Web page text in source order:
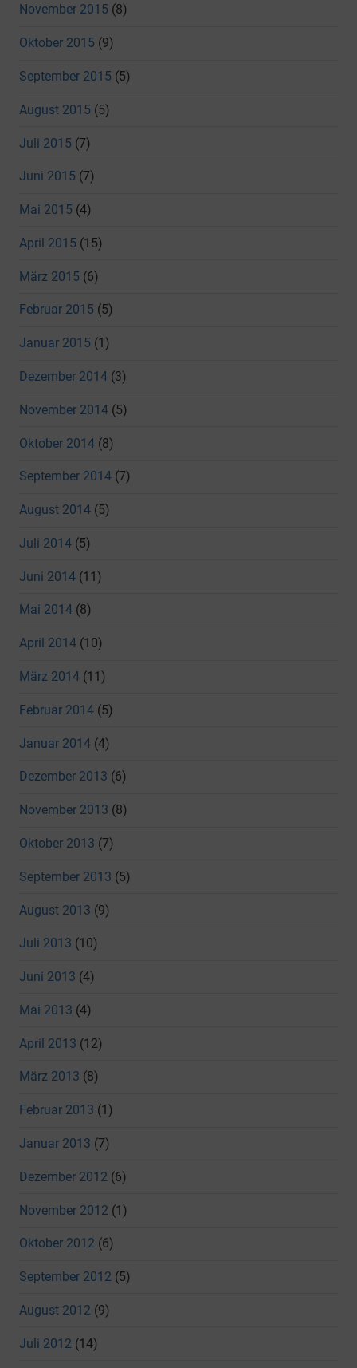
November 2015 (8)
Oktober 2015 (9)
September 2015 (5)
August 2015 (5)
Juli 2015 (7)
Juni 2015 (7)
Mai 2015 (4)
April 2015 (15)
März 2015 (6)
Februar 2015 (5)
Januar 2015 (1)
Dezember 2014 (3)
November 2014 (5)
Oktober 2014 (8)
September 2014 (7)
August 2014 (5)
Juli 2014 (5)
Juni 2014 (11)
Mai 2014 (8)
April 2014 (10)
März 2014 (11)
Februar 2014 (5)
Januar 2014 (4)
Dezember 2013 (6)
November 2013 (8)
Oktober 2013 (7)
September 2013 (5)
August 2013 (9)
Juli 2013 (10)
Juni 2013 (4)
Mai 2013 (4)
April 2013 (12)
März 2013 (8)
Februar 2013 (1)
Januar 2013 (7)
Dezember 2012 (6)
November 2012 (1)
Oktober 2012 (6)
September 2012 (5)
August 2012 (9)
Juli 2012 (14)